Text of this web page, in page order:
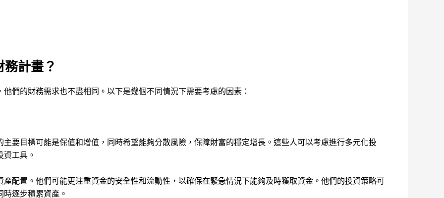
計畫？
們的財務需求也不盡相同。以下是幾個不同情況下需要考慮的因素：
要目標可能是保值和增值，同時希望能夠分散風險，保障財富的穩定增長。這些人可以考慮進行多元化投
工具。
配置。他們可能更注重資金的安全性和流動性，以確保在緊急情況下能夠及時獲取資金。他們的投資策略可
逐步積累資產。